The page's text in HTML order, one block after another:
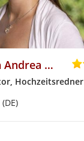
Traurednerin Andrea Neumann
Hochzeitsredner
(DE)